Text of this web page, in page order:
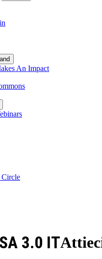
An Impact
Circle
3.0 IT